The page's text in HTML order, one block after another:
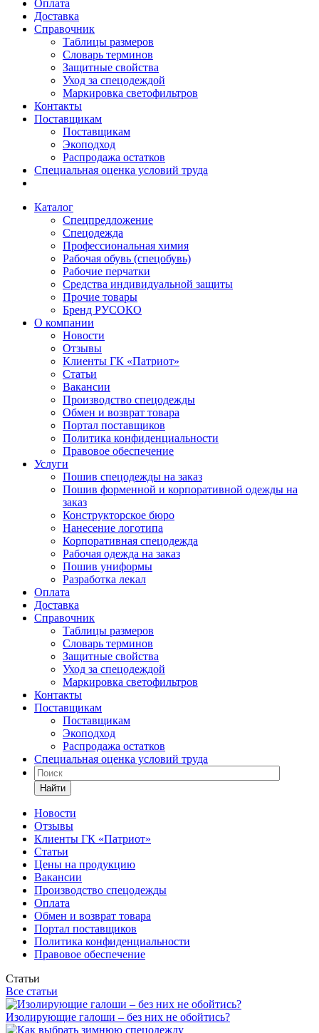
Оплата
Доставка
Справочник
Таблицы размеров
Словарь терминов
Защитные свойства
Уход за спецодеждой
Маркировка светофильтров
Контакты
Поставщикам
Поставщикам
Экоподход
Распродажа остатков
Специальная оценка условий труда
Каталог
Спецпредложение
Спецодежда
Профессиональная химия
Рабочая обувь (спецобувь)
Рабочие перчатки
Средства индивидуальной защиты
Прочие товары
Бренд РУСОКО
О компании
Новости
Отзывы
Клиенты ГК «Патриот»
Статьи
Вакансии
Производство спецодежды
Обмен и возврат товара
Портал поставщиков
Политика конфиденциальности
Правовое обеспечение
Услуги
Пошив спецодежды на заказ
Пошив форменной и корпоративной одежды на
заказ
Конструкторское бюро
Нанесение логотипа
Корпоративная спецодежда
Рабочая одежда на заказ
Пошив униформы
Разработка лекал
Оплата
Доставка
Справочник
Таблицы размеров
Словарь терминов
Защитные свойства
Уход за спецодеждой
Маркировка светофильтров
Контакты
Поставщикам
Поставщикам
Экоподход
Распродажа остатков
Специальная оценка условий труда
Найти
Новости
Отзывы
Клиенты ГК «Патриот»
Статьи
Цены на продукцию
Вакансии
Производство спецодежды
Оплата
Обмен и возврат товара
Портал поставщиков
Политика конфиденциальности
Правовое обеспечение
Статьи
Все статьи
Изолирующие галоши – без них не обойтись?